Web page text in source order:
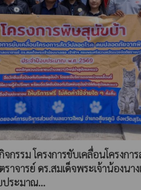
กรรม โครงการขับเคลื่อนโครงก
จารย์ ดร.สมเด็จพระเจ้าน้องนา
ประมาณ...